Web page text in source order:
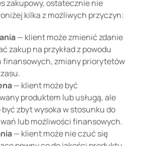
zakupowy, ostatecznie nie
kilka z możliwych przyczyn:
— klient może zmienić zdanie
zakup na przykład z powodu
finansowych, zmiany priorytetów
— klient może być
produktem lub usługą, ale
zbyt wysoka w stosunku do
lub możliwości finansowych.
— klient może nie czuć się